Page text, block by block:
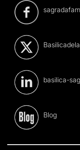
basilica-
Blog